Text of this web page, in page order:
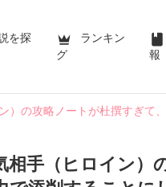
を探
ランキン
グ
報
）の攻略ノートが杜撰すぎて
相手（ヒロイン